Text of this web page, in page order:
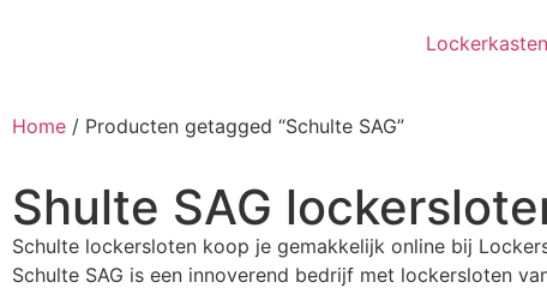
Lockerkasten
Home / Producten getagged “Schulte SAG”
Shulte SAG
Schulte lockersloten koop je gemakkelijk online bij
Schulte SAG is een innoverend bedrijf met lockersloten